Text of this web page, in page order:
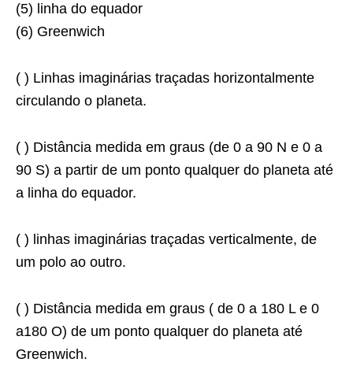
(5) linha do equador
(6) Greenwich
( ) Linhas imaginárias traçadas horizontalmente
circulando o planeta.
( ) Distância medida em graus (de 0 a 90 N e 0 a
90 S) a partir de um ponto qualquer do planeta até
a linha do equador.
( ) linhas imaginárias traçadas verticalmente, de
um polo ao outro.
( ) Distância medida em graus ( de 0 a 180 L e 0
a180 O) de um ponto qualquer do planeta até
Greenwich.